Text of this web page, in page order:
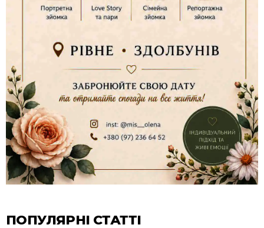
ПОПУЛЯРНІ СТАТТІ